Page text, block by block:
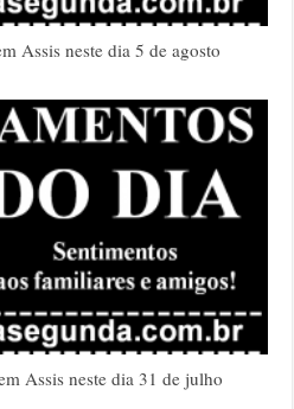
Assis neste dia 5 de agosto
Assis neste dia 31 de julho